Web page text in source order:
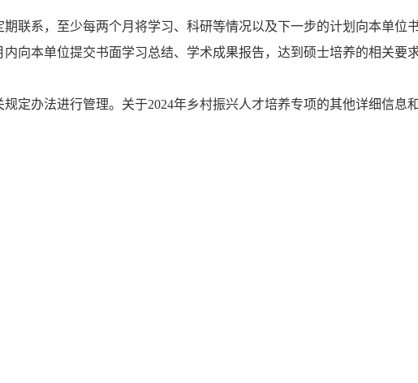
联系，至少每两个月将学习、科研等情况以及下一步的计划向本单位书
向本单位提交书面学习总结、学术成果报告，达到硕士培养的相关要
定办法进行管理。关于2024年乡村振兴人才培养专项的其他详细信息